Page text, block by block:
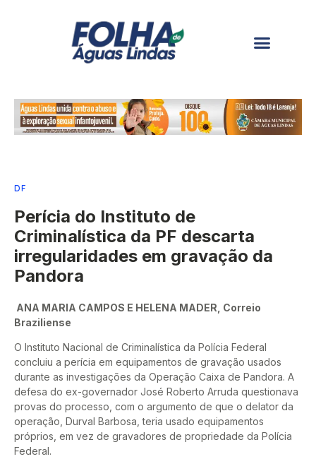
DF
Perícia do Instituto de
Criminalística da PF descarta
irregularidades em gravação da
Pandora
ANA MARIA CAMPOS E HELENA MADER, Correio
Braziliense
O Instituto Nacional de Criminalística da Polícia Federal
concluiu a perícia em equipamentos de gravação usados
durante as investigações da Operação Caixa de Pandora. A
defesa do ex-governador José Roberto Arruda questionava
provas do processo, com o argumento de que o delator da
operação, Durval Barbosa, teria usado equipamentos
próprios, em vez de gravadores de propriedade da Polícia
Federal.